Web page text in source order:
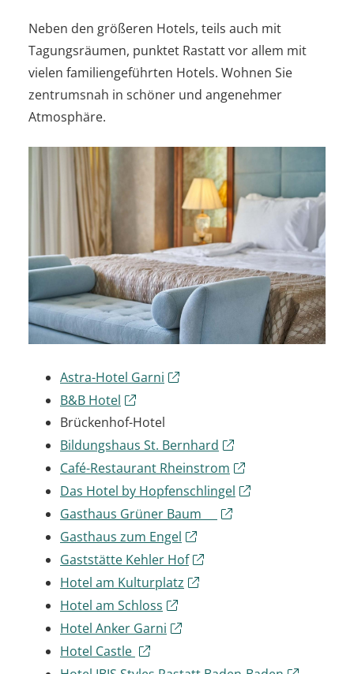
Neben den größeren Hotels, teils auch mit
Tagungsräumen, punktet Rastatt vor allem mit
vielen familiengeführten Hotels. Wohnen Sie
zentrumsnah in schöner und angenehmer
Atmosphäre.
Astra-Hotel Garni
B&B Hotel
Brückenhof-Hotel
Bildungshaus St. Bernhard
Café-Restaurant Rheinstrom
Das Hotel by Hopfenschlingel
Gasthaus Grüner Baum
Gasthaus zum Engel
Gaststätte Kehler Hof
Hotel am Kulturplatz
Hotel am Schloss
Hotel Anker Garni
Hotel Castle